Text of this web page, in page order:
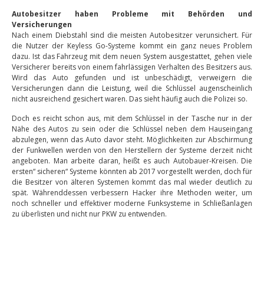
Autobesitzer haben Probleme mit Behörden und
Versicherungen
Nach einem Diebstahl sind die meisten Autobesitzer verunsichert. Für
die Nutzer der Keyless Go-Systeme kommt ein ganz neues Problem
dazu. Ist das Fahrzeug mit dem neuen System ausgestattet, gehen viele
Versicherer bereits von einem fahrlässigen Verhalten des Besitzers aus.
Wird das Auto gefunden und ist unbeschädigt, verweigern die
Versicherungen dann die Leistung, weil die Schlüssel augenscheinlich
nicht ausreichend gesichert waren. Das sieht häufig auch die Polizei so.
Doch es reicht schon aus, mit dem Schlüssel in der Tasche nur in der
Nähe des Autos zu sein oder die Schlüssel neben dem Hauseingang
abzulegen, wenn das Auto davor steht. Möglichkeiten zur Abschirmung
der Funkwellen werden von den Herstellern der Systeme derzeit nicht
angeboten. Man arbeite daran, heißt es auch Autobauer-Kreisen. Die
ersten“ sicheren“ Systeme könnten ab 2017 vorgestellt werden, doch für
die Besitzer von älteren Systemen kommt das mal wieder deutlich zu
spät. Währenddessen verbessern Hacker ihre Methoden weiter, um
noch schneller und effektiver moderne Funksysteme in Schließanlagen
zu überlisten und nicht nur PKW zu entwenden.